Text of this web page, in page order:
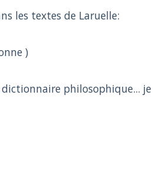
les textes de Laruelle:
)
philosophique... je